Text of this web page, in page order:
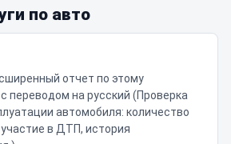
по авто
отчет по этому
переводом на русский (Проверка
автомобиля: количество
в ДТП, история